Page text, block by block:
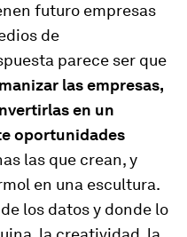
futuro empresas
de
parece ser que
las empresas,
en un
oportunidades
las que crean, y
en una escultura.
los datos y donde lo